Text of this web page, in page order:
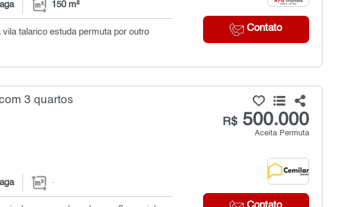
Contato
150 m²
talarico estuda permuta por outro
3 quartos
R$500.000
Aceita Permuta
-